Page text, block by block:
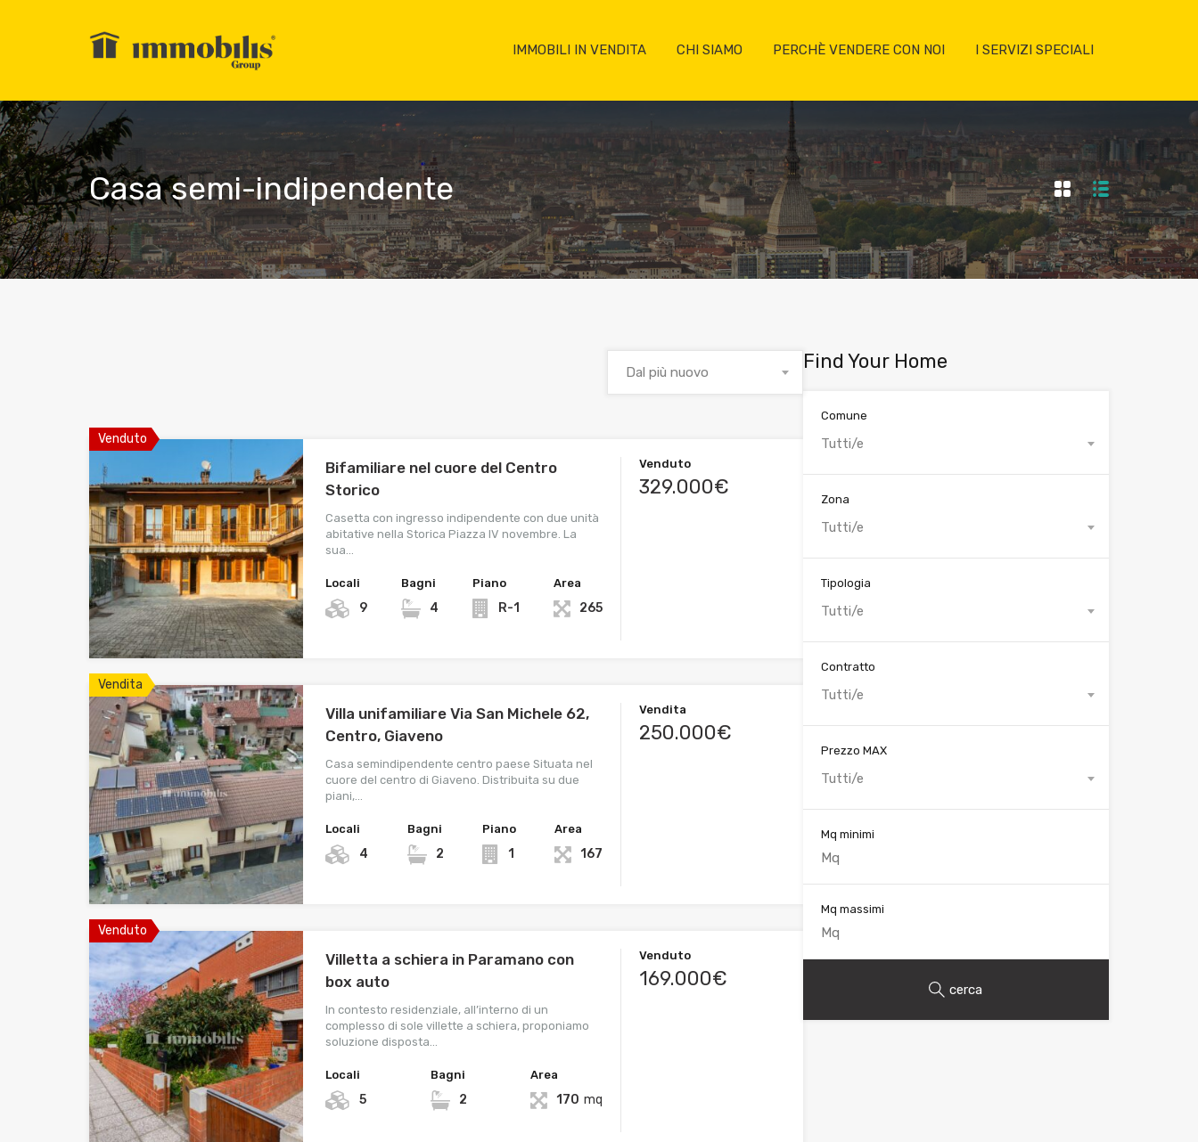
IMMOBILI IN VENDITA CHI SIAMO PERCHÈ VENDERE CON NOI I SERVIZI SPECIALI
Casa semi-indipendente
Dal più nuovo
Venduto
Bifamiliare nel cuore del Centro
Storico
Casetta con ingresso indipendente con due unità
abitative nella Storica Piazza IV novembre. La
sua…
Locali
9
Bagni
4
Piano
R-1
Area
265
Venduto
329.000€
Vendita
Villa unifamiliare Via San Michele 62,
Centro, Giaveno
Casa semindipendente centro paese Situata nel
cuore del centro di Giaveno. Distribuita su due
piani,…
Locali
4
Bagni
2
Piano
1
Area
167
Vendita
250.000€
Venduto
Villetta a schiera in Paramano con
box auto
In contesto residenziale, all’interno di un
complesso di sole villette a schiera, proponiamo
soluzione disposta…
Locali
5
Bagni
2
Area
170 mq
Venduto
169.000€
Find Your Home
Comune
Tutti/e
Zona
Tutti/e
Tipologia
Tutti/e
Contratto
Tutti/e
Prezzo MAX
Tutti/e
Mq minimi
Mq massimi
cerca